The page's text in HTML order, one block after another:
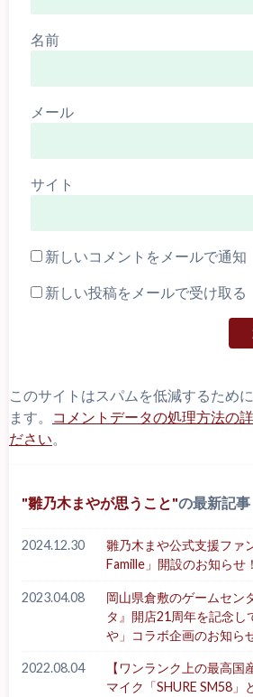
名前
メール
サイト
新しいコメントをメールで通知
新しい投稿をメールで受け取る
このサイトはスパムを低減するため
ます。
コメントデータの処理方法の
ださい。
雛乃木まやが思うこと の最新記事
2024.12.30
雛乃木まや公式支援ファ
Famille」開設のお知らせ！
2023.04.08
岡山県倉敷のゲームセン
タ』開店21周年を記念し
や」コラボ企画のお知ら
2022.08.04
【ワンランク上の最高
マイク「SHURE SM58」